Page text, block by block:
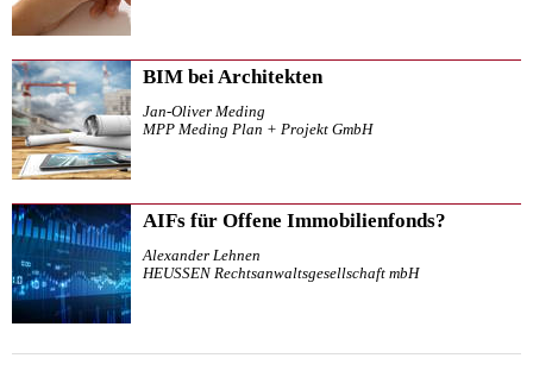
BIM bei Architekten
Jan-Oliver Meding
MPP Meding Plan + Projekt GmbH
AIFs für Offene Immobilienfonds?
Alexander Lehnen
HEUSSEN Rechtsanwaltsgesellschaft mbH